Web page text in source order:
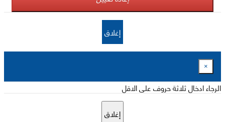
إغلاق
×
الرجاء ادخال ثلاثة حروف على الاقل
إغلاق